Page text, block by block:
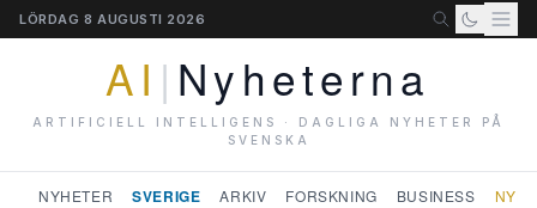
LÖRDAG 8 AUGUSTI 2026
AI | Nyheterna
ARTIFICIELL INTELLIGENS · DAGLIGA NYHETER PÅ
SVENSKA
NYHETER SVERIGE ARKIV FORSKNING BUSINESS